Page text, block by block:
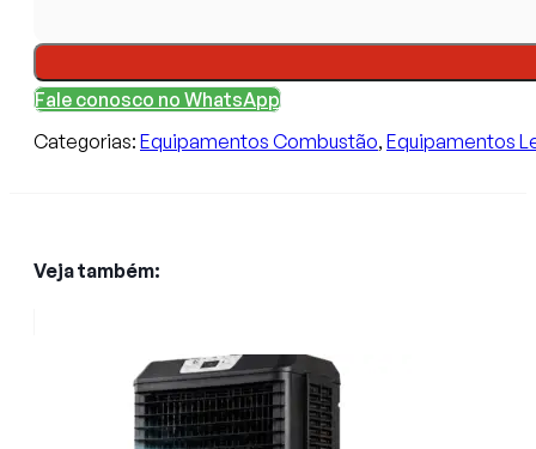
Fale conosco no WhatsApp
Categorias: Equipamentos Combustão, Equipamentos
Veja também: